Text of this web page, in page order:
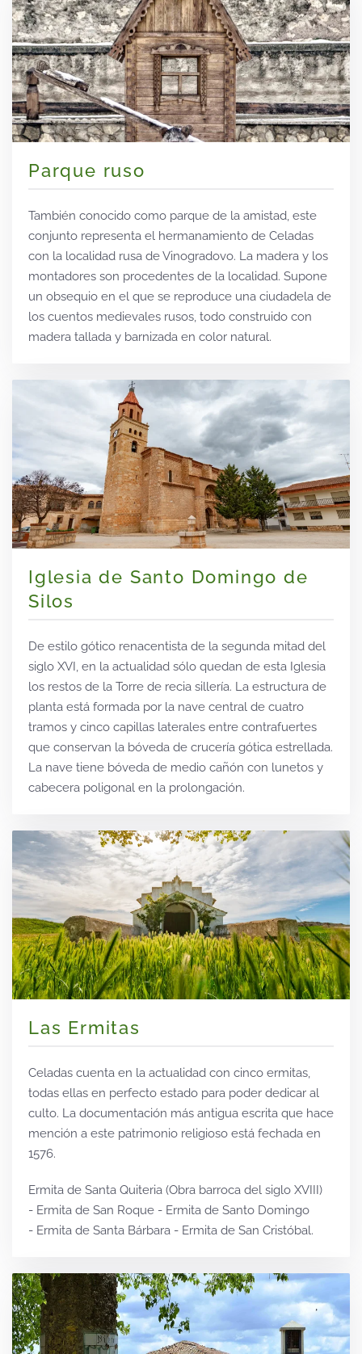
Parque ruso
También conocido como parque de la amistad, este
conjunto representa el hermanamiento de Celadas
con la localidad rusa de Vinogradovo. La madera y los
montadores son procedentes de la localidad. Supone
un obsequio en el que se reproduce una ciudadela de
los cuentos medievales rusos, todo construido con
madera tallada y barnizada en color natural.
Iglesia de Santo Domingo de
Silos
De estilo gótico renacentista de la segunda mitad del
siglo XVI, en la actualidad sólo quedan de esta Iglesia
los restos de la Torre de recia sillería. La estructura de
planta está formada por la nave central de cuatro
tramos y cinco capillas laterales entre contrafuertes
que conservan la bóveda de crucería gótica estrellada.
La nave tiene bóveda de medio cañón con lunetos y
cabecera poligonal en la prolongación.
Las Ermitas
Celadas cuenta en la actualidad con cinco ermitas,
todas ellas en perfecto estado para poder dedicar al
culto. La documentación más antigua escrita que hace
mención a este patrimonio religioso está fechada en
1576.
Ermita de Santa Quiteria (Obra barroca del siglo XVIII)
- Ermita de San Roque - Ermita de Santo Domingo
- Ermita de Santa Bárbara - Ermita de San Cristóbal.